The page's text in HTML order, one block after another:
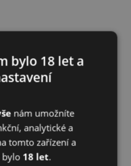
bylo 18 let a
nám umožníte
analytické a
tomto zařízení a
bylo 18 let.